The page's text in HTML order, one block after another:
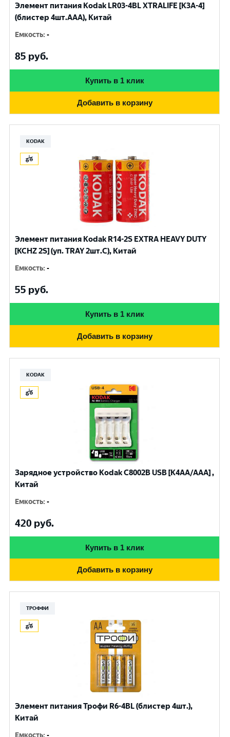
Элемент питания Kodak LR03-4BL XTRALIFE [K3A-4]
(блистер 4шт.AАА), Китай
Емкость:-
85 руб.
Купить в 1 клик
Добавить в корзину
KODAK
Элемент питания Kodak R14-2S EXTRA HEAVY DUTY
[KCHZ 2S] (уп. TRAY 2шт.C), Китай
Емкость:-
55 руб.
Купить в 1 клик
Добавить в корзину
KODAK
Зарядное устройство Kodak С8002B USB [K4AA/AAA] ,
Китай
Емкость:-
420 руб.
Купить в 1 клик
Добавить в корзину
ТРОФФИ
Элемент питания Трофи R6-4BL (блистер 4шт.),
Китай
Емкость:-